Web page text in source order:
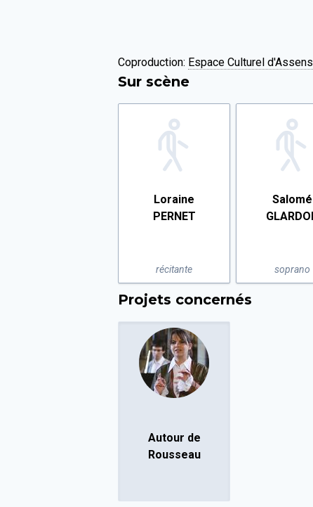
Coproduction: Espace Culturel d'Assens
Sur scène
Loraine
PERNET
récitante
Salomé
soprano
Projets concernés
Autour de
Rousseau